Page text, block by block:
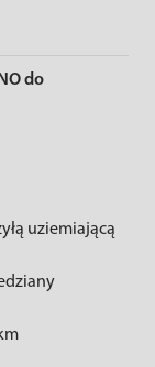
do
uziemiającą